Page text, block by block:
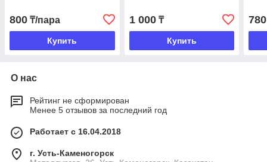
800 ₸/пара
Купить
1 000₸
Купить
780
О нас
Рейтинг не сформирован
Менее 5 отзывов за последний год
Работает с 16.04.2018
г. Усть-Каменогорск